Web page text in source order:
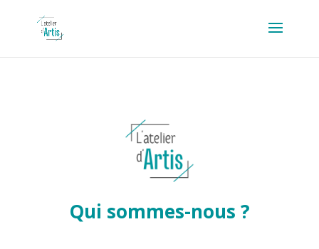
Qui sommes-nous ?